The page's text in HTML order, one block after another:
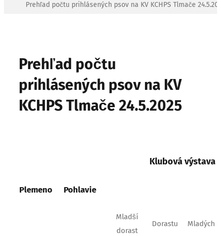
Prehľad počtu prihlásených psov na KV KCHPS Tlmače
Prehľad počtu
prihlásených psov na KV
KCHPS Tlmače 24.5.2025
Klubová výstava
Plemeno Pohlavie
Mladší
dorast
Dorastu Mladých